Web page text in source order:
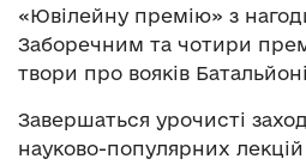
«Ювілейну премію» з
Заборечним та чотири
твори про вояків
Завершаться урочисті
науково-популярних